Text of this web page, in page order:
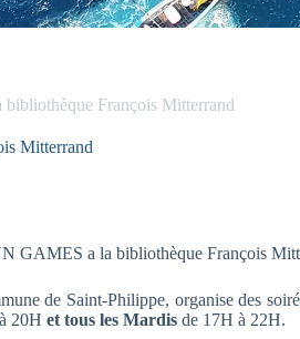
François Mitterrand
Mitterrand
GAMES a la bibliothèque François
de Saint-Philippe, organise des
20H et tous les Mardis de 17H à 22H.